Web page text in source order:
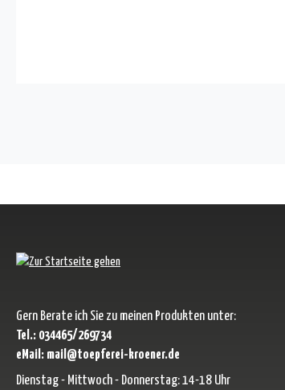
Gern Berate ich Sie zu meinen Produkten unter:
Tel.: 034465/269734
eMail: mail@toepferei-kroener.de
Dienstag - Mittwoch - Donnerstag: 14-18 Uhr